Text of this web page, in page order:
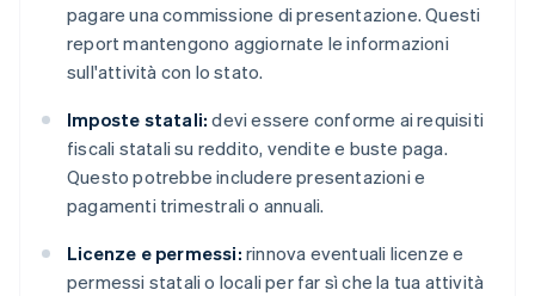
pagare una commissione di presentazione. Questi
report mantengono aggiornate le informazioni
sull'attività con lo stato.
Imposte statali: devi essere conforme ai requisiti
fiscali statali su reddito, vendite e buste paga.
Questo potrebbe includere presentazioni e
pagamenti trimestrali o annuali.
Licenze e permessi: rinnova eventuali licenze e
permessi statali o locali per far sì che la tua attività